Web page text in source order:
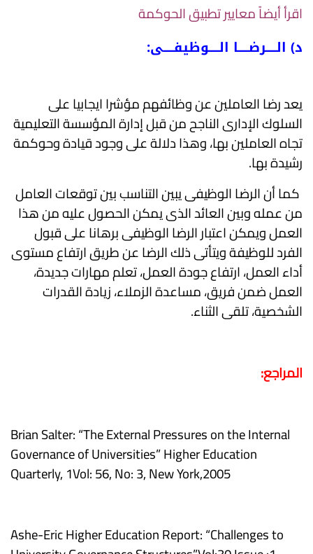
اقرأ أيضاًمعايير تطبيق الحوكمة
د) الـــــرضـــــا الـــــوظيفـــــى:
يعد رضا العاملين عن وظائفهم مؤشرا ايجابيا على
السلوك الإدارى الناجح من قبل إدارة المؤسسة التعليمية
تجاه العاملين بها، وهذا دلالة على وجود قيادة وحوكمة
رشيدة بها.
كما أن الرضا الوظيفى يبين التناسب بين توقعات العامل
من عمله وبين العائد الذى يمكن الحصول عليه من هذا
العمل ويمكن اعتبار الرضا الوظيفى برهانا على قبول
الفرد للوظيفة ويتأتى ذلك الرضا عن طريق ارتفاع مستوى
أداء العمل، ارتفاع جودة العمل، تعلم مهارات جديدة،
العمل ضمن فريق، مساعدة الزملاء، زيادة القدرات
الشخصية، تلقى الثناء.
المراجع:
Brian Salter: “The External Pressures on the Internal
Governance of Universities” Higher Education
Quarterly, 1Vol: 56, No: 3, New York,2005
Ashe-Eric Higher Education Report: “Challenges to